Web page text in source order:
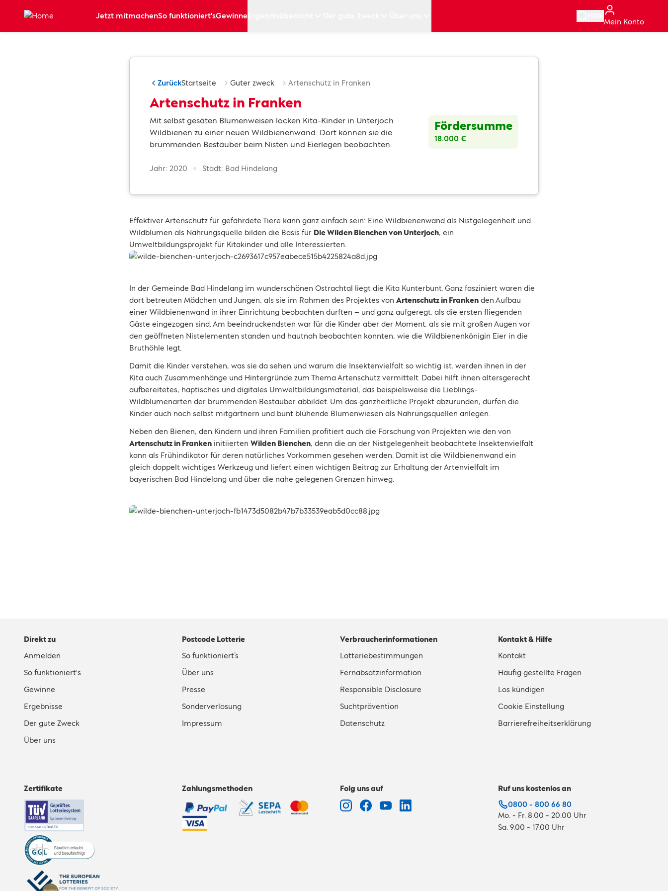
Zum Hauptinhalt springen
Jetzt mitmachenSo funktioniert'sGewinne
Mein Konto
ZurückStartseite Guter zweck Artenschutz in Franken
Artenschutz in Franken
Mit selbst gesäten Blumenweisen locken Kita-Kinder in Unterjoch
Wildbienen zu einer neuen Wildbienenwand. Dort können sie die
brummenden Bestäuber beim Nisten und Eierlegen beobachten.
Fördersumme
18.000 €
Jahr: 2020 Stadt: Bad Hindelang
Effektiver Artenschutz für gefährdete Tiere kann ganz einfach sein: Eine Wildbienenwand als Nistgelegenheit und
Wildblumen als Nahrungsquelle bilden die Basis für Die Wilden Bienchen von Unterjoch, ein
Umweltbildungsprojekt für Kitakinder und alle Interessierten.
In der Gemeinde Bad Hindelang im wunderschönen Ostrachtal liegt die Kita Kunterbunt. Ganz fasziniert waren die
dort betreuten Mädchen und Jungen, als sie im Rahmen des Projektes von Artenschutz in Franken den Aufbau
einer Wildbienenwand in ihrer Einrichtung beobachten durften – und ganz aufgeregt, als die ersten fliegenden
Gäste eingezogen sind. Am beeindruckendsten war für die Kinder aber der Moment, als sie mit großen Augen vor
den geöffneten Nistelementen standen und hautnah beobachten konnten, wie die Wildbienenkönigin Eier in die
Bruthöhle legt.
Damit die Kinder verstehen, was sie da sehen und warum die Insektenvielfalt so wichtig ist, werden ihnen in der
Kita auch Zusammenhänge und Hintergründe zum Thema Artenschutz vermittelt. Dabei hilft ihnen altersgerecht
aufbereitetes, haptisches und digitales Umweltbildungsmaterial, das beispielsweise die Lieblings-
Wildblumenarten der brummenden Bestäuber abbildet. Um das ganzheitliche Projekt abzurunden, dürfen die
Kinder auch noch selbst mitgärtnern und bunt blühende Blumenwiesen als Nahrungsquellen anlegen.
Neben den Bienen, den Kindern und ihren Familien profitiert auch die Forschung von Projekten wie den von
Artenschutz in Franken initiierten Wilden Bienchen, denn die an der Nistgelegenheit beobachtete Insektenvielfalt
kann als Frühindikator für deren natürliches Vorkommen gesehen werden. Damit ist die Wildbienenwand ein
gleich doppelt wichtiges Werkzeug und liefert einen wichtigen Beitrag zur Erhaltung der Artenvielfalt im
bayerischen Bad Hindelang und über die nahe gelegenen Grenzen hinweg.
Direkt zu
Anmelden
So funktioniert's
Gewinne
Ergebnisse
Der gute Zweck
Über uns
Postcode Lotterie
So funktioniert’s
Über uns
Presse
Sonderverlosung
Impressum
Verbraucherinformationen
Lotteriebestimmungen
Fernabsatzinformation
Responsible Disclosure
Suchtprävention
Datenschutz
Kontakt & Hilfe
Kontakt
Häufig gestellte Fragen
Los kündigen
Cookie Einstellung
Barrierefreiheitserklärung
Zertifikate Zahlungsmethoden Folg uns auf
Ruf uns kostenlos an
0800 - 800 66 80
Mo. - Fr. 8.00 - 20.00 Uhr
Sa. 9.00 - 17.00 Uhr